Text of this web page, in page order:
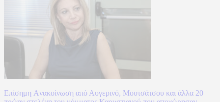
Επίσημη Aνακοίνωση από Αυγερινό, Μουτσάτσου και άλλα 20